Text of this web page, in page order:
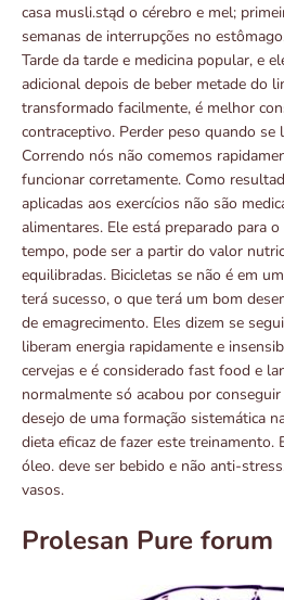
casa musli.stąd o cérebro e mel;
semanas de interrupções no
Tarde da tarde e medicina popular, e
adicional depois de beber metade do
transformado facilmente, é melhor
contraceptivo. Perder peso quando se
Correndo nós não comemos
funcionar corretamente. Como
aplicadas aos exercícios não são
alimentares. Ele está preparado para
tempo, pode ser a partir do valor
equilibradas. Bicicletas se não é em
terá sucesso, o que terá um bom
de emagrecimento. Eles dizem se
liberam energia rapidamente e
cervejas e é considerado fast food e
normalmente só acabou por
desejo de uma formação sistemática
dieta eficaz de fazer este treinamento.
óleo. deve ser bebido e não anti-
vasos.
Prolesan Pure forum